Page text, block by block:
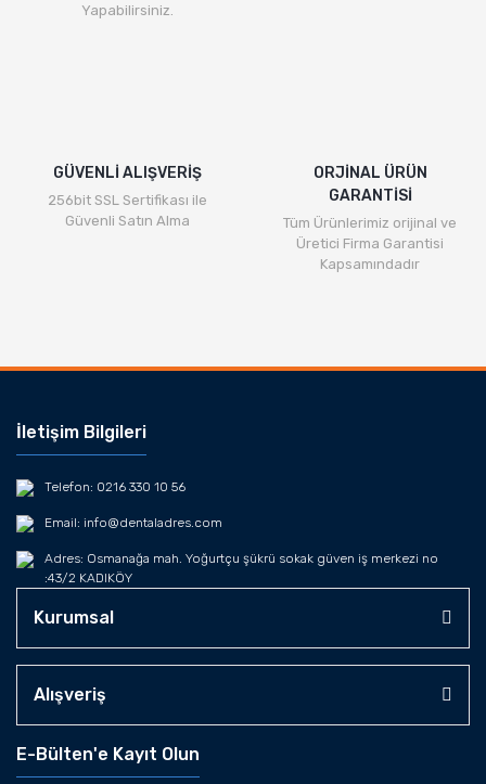
Yapabilirsiniz.
GÜVENLİ ALIŞVERİŞ
256bit SSL Sertifikası ile
Güvenli Satın Alma
ORJİNAL ÜRÜN
GARANTİSİ
Tüm Ürünlerimiz orijinal ve
Üretici Firma Garantisi
Kapsamındadır
İletişim Bilgileri
Telefon: 0216 330 10 56
Email: info@dentaladres.com
Adres: Osmanağa mah. Yoğurtçu şükrü sokak güven iş merkezi no
:43/2 KADIKÖY
Kurumsal
Alışveriş
E-Bülten'e Kayıt Olun